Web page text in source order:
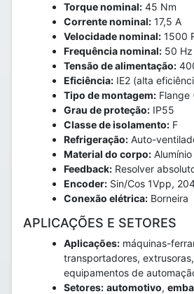
Torque nominal: 45 Nm
Corrente nominal: 17,5 A
Velocidade nominal: 1500
Frequência nominal: 50 Hz
Tensão de alimentação:
Eficiência: IE2 (alta
Tipo de montagem: Flange
Grau de proteção: IP55
Classe de isolamento: F
Refrigeração: Auto-
Material do corpo:
Feedback: Resolver
Encoder: Sin/Cos 1Vpp,
Conexão elétrica: Borneira
APLICAÇÕES E SETORES
Aplicações: máquinas-
transportadores,
equipamentos de
Setores: automotivo,